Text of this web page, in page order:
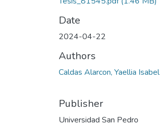
Date
2024-04-22
Authors
Caldas Alarcon, Yaellia Isabel
Publisher
Universidad San Pedro